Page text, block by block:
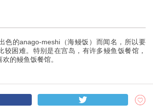
色的anago-meshi（海鳗饭）而闻名，所以要
较困难。特别是在宫岛，有许多鳗鱼饭餐馆，
的鳗鱼饭餐馆。